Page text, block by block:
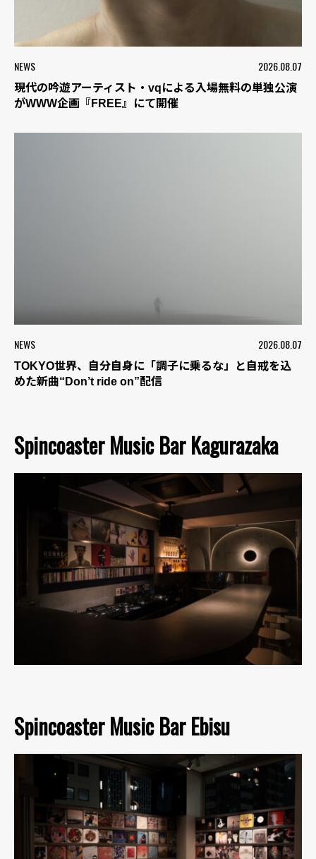
NEWS 2026.08.07
現代の吟遊アーティスト・vqによる入場無料の単独公演
がWWW企画『FREE』にて開催
NEWS 2026.08.07
TOKYO世界、自分自身に「調子に乗るな」と自戒を込
めた新曲“Don’t ride on”配信
Spincoaster Music Bar Kagurazaka
Spincoaster Music Bar Ebisu